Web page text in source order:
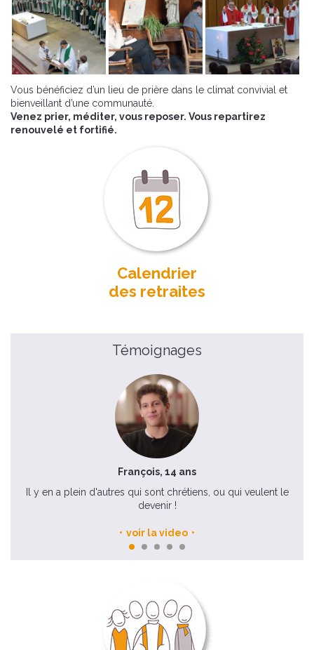
Vous bénéficiez d’un lieu de prière dans le climat convivial et
bienveillant d’une communauté.
Venez prier, méditer, vous reposer. Vous repartirez
renouvelé et fortifié.
Calendrier
des retraites
Témoignages
François, 14 ans
Il y en a plein d'autres qui sont chrétiens, ou qui veulent le
devenir !
voir la video